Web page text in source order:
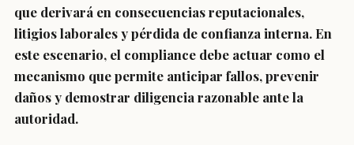
que derivará en consecuencias reputacionales,
litigios laborales y pérdida de confianza interna. En
este escenario, el compliance debe actuar como el
mecanismo que permite anticipar fallos, prevenir
daños y demostrar diligencia razonable ante la
autoridad.